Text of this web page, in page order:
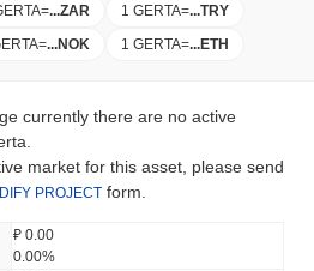
=...ZAR 1 GERTA=...TRY
=...NOK 1 GERTA=...ETH
currently there are no active
market for this asset, please send
PROJECT form.
₽ 0.00
0.00%